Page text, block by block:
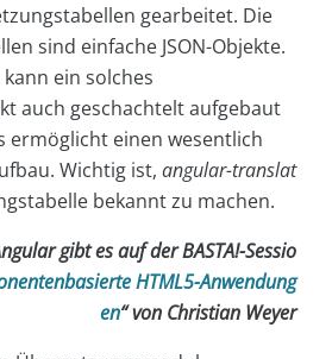
gearbeitet. Die
sind einfache JSON-Objekte.
ein solches
auch geschachtelt aufgebaut
ermöglicht einen wesentlich
Wichtig ist, angular-translat
bekannt zu machen.
gibt es auf der BASTA!-Sessio
HTML5-Anwendung
en“ von Christian Weyer